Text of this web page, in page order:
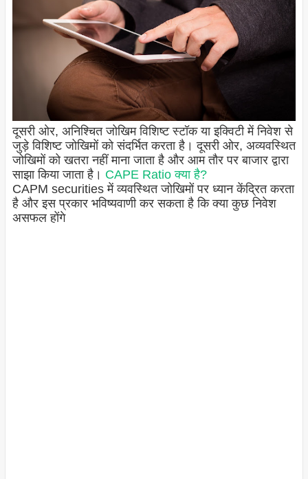
दूसरी ओर, अनिश्चित जोखिम विशिष्ट स्टॉक या इक्विटी में निवेश से
जुड़े विशिष्ट जोखिमों को संदर्भित करता है। दूसरी ओर, अव्यवस्थित
जोखिमों को खतरा नहीं माना जाता है और आम तौर पर बाजार द्वारा
साझा किया जाता है। CAPE Ratio क्या है?
CAPM securities में व्यवस्थित जोखिमों पर ध्यान केंद्रित करता
है और इस प्रकार भविष्यवाणी कर सकता है कि क्या कुछ निवेश
असफल होंगे